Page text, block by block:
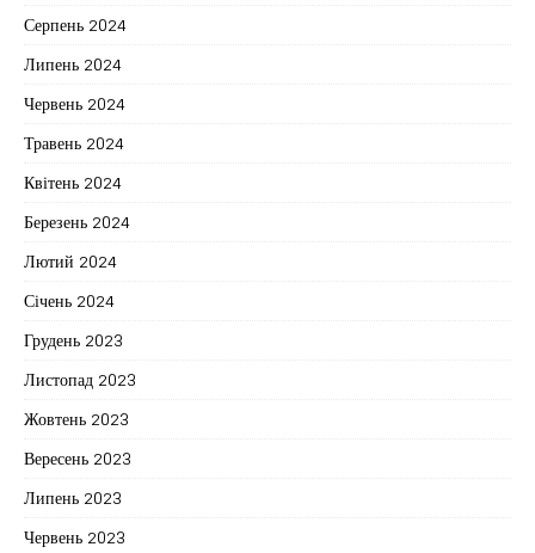
Серпень 2024
Липень 2024
Червень 2024
Травень 2024
Квітень 2024
Березень 2024
Лютий 2024
Січень 2024
Грудень 2023
Листопад 2023
Жовтень 2023
Вересень 2023
Липень 2023
Червень 2023